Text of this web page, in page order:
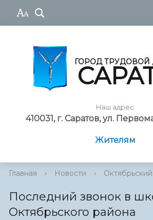
ГОРОД ТРУДОВОЙ
Наш адрес
410031, г. Саратов, ул.
Жителям
Главная › Новости › Октябрьский
Последний звонок в
Октябрьского района